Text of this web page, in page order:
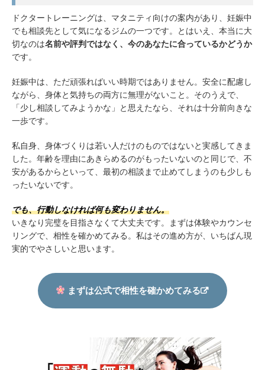
ドクタートレーニングは、マタニティ向けの案内があり、妊娠中
でも相談先として気になるジムの一つです。とはいえ、本当に大
切なのは名前や評判ではなく、今のあなたに合っているかどうか
です。
妊娠中は、ただ頑張ればいい時期ではありません。安全に配慮し
ながら、身体と気持ちの両方に無理がないこと。そのうえで、
「少し相談してみようかな」と思えたなら、それは十分前向きな
一歩です。
私自身、身体づくりは若い人だけのものではないと実感してきま
した。年齢を理由にあきらめるのがもったいないのと同じで、不
安があるからといって、最初の相談まで止めてしまうのも少しも
ったいないです。
でも、行動しなければ何も変わりません。
いきなり完璧を目指さなくて大丈夫です。まずは体験やカウンセ
リングで、相性を確かめてみる。私はその進め方が、いちばん現
実的でやさしいと思います。
まずは公式で相性を確かめてみる